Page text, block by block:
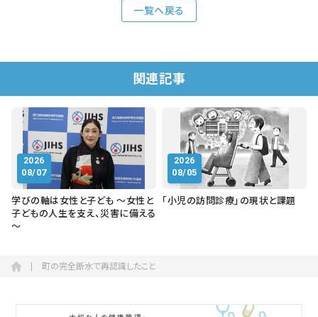
一覧へ戻る
関連記事
2026
08/07
学びの軸は女性と子ども ～女性と
子どもの人生を支え、災害に備える
～
2026
08/05
「小児の訪問診療」の現状と課題
町の完全断水で再認識したこと